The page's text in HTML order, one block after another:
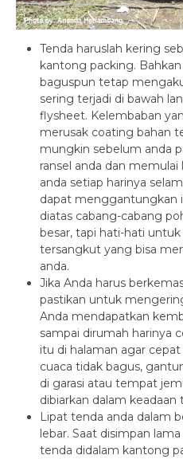
Tenda haruslah kering
kantong packing.
baguspun tetap
sering terjadi di bawah
flysheet. Kelembaban
merusak coating bahan
mungkin sebelum anda
ransel anda dan memulai
anda setiap harinya
dapat menggantungkan
diatas cabang-cabang
besar, tapi hati-hati
tersangkut yang bisa
anda.
Jika Anda harus
pastikan untuk
Anda mendapatkan
sampai dirumah harinya
itu di halaman agar
cuaca tidak bagus,
di garasi atau tempat
dibiarkan dalam keadaan
Lipat tenda anda dalam
lebar. Saat disimpan
tenda didalam kantong